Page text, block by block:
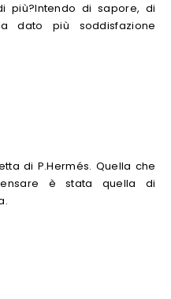
più?Intendo di sapore, di
dato più soddisfazione
di P.Hermés. Quella che
è stata quella di